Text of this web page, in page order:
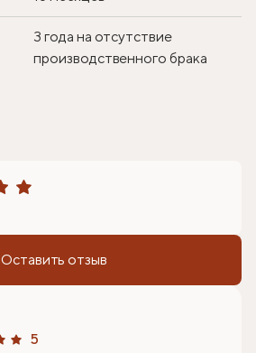
3 года на отсутствие
производственного брака
Оставить отзыв
5